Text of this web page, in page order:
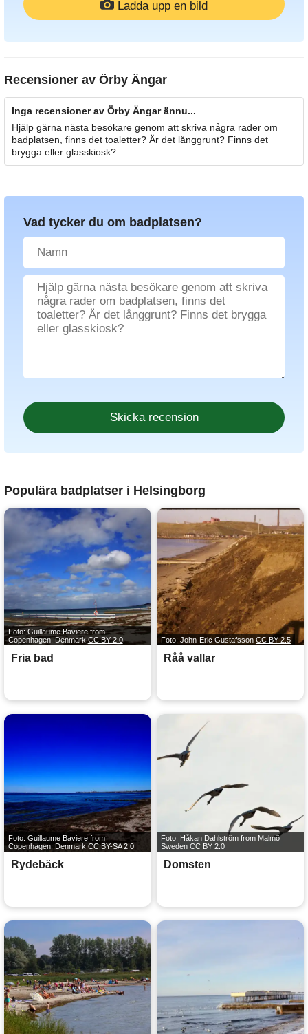
Ladda upp en bild
Recensioner av Örby Ängar
Inga recensioner av Örby Ängar ännu...
Hjälp gärna nästa besökare genom att skriva några rader om
badplatsen, finns det toaletter? Är det långgrunt? Finns det
brygga eller glasskiosk?
Vad tycker du om badplatsen?
Populära badplatser i Helsingborg
Foto: Guillaume Baviere from
Copenhagen, DenmarkCC BY 2.0
Fria bad
Foto: John-Eric Gustafsson CC BY 2.5
Råå vallar
Foto: Guillaume Baviere from
Copenhagen, Denmark CC BY-SA 2.0
Rydebäck
Foto: Håkan Dahlström from Malmö
Sweden CC BY 2.0
Domsten